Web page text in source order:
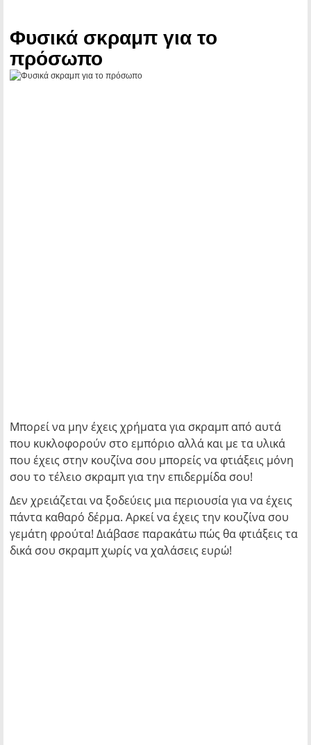
Φυσικά σκραμπ για το
πρόσωπο
Μπορεί να μην έχεις χρήματα για σκραμπ από αυτά
που κυκλοφορούν στο εμπόριο αλλά και με τα υλικά
που έχεις στην κουζίνα σου μπορείς να φτιάξεις μόνη
σου το τέλειο σκραμπ για την επιδερμίδα σου!
Δεν χρειάζεται να ξοδεύεις μια περιουσία για να έχεις
πάντα καθαρό δέρμα. Αρκεί να έχεις την κουζίνα σου
γεμάτη φρούτα! Διάβασε παρακάτω πώς θα φτιάξεις τα
δικά σου σκραμπ χωρίς να χαλάσεις ευρώ!